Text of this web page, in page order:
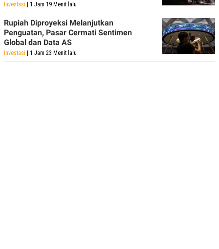
Investasi | 1 Jam 19 Menit lalu
Rupiah Diproyeksi Melanjutkan
Penguatan, Pasar Cermati Sentimen
Global dan Data AS
Investasi | 1 Jam 23 Menit lalu